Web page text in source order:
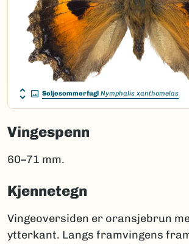
Seljesommerfugl Nymphalis xanthomelas
Vingespenn
60–71 mm.
Kjennetegn
Vingeoversiden er oransjebrun
ytterkant. Langs framvingens